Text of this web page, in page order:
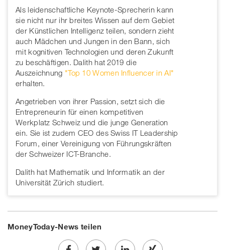
Als leidenschaftliche Keynote-Sprecherin kann
sie nicht nur ihr breites Wissen auf dem Gebiet
der Künstlichen Intelligenz teilen, sondern zieht
auch Mädchen und Jungen in den Bann, sich
mit kognitiven Technologien und deren Zukunft
zu beschäftigen. Dalith hat 2019 die
Auszeichnung "Top 10 Women Influencer in AI"
erhalten.
Angetrieben von ihrer Passion, setzt sich die
Entrepreneurin für einen kompetitiven
Werkplatz Schweiz und die junge Generation
ein. Sie ist zudem CEO des Swiss IT Leadership
Forum, einer Vereinigung von Führungskräften
der Schweizer ICT-Branche.
Dalith hat Mathematik und Informatik an der
Universität Zürich studiert.
MoneyToday-News teilen